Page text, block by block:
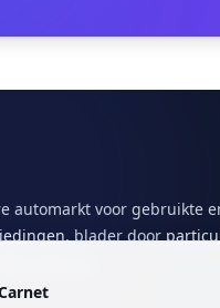
automarkt voor gebruikte
, blader door